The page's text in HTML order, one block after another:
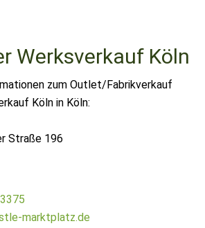
Werksverkauf Köln
zum Outlet/Fabrikverkauf
Köln in Köln:
Straße 196
marktplatz.de